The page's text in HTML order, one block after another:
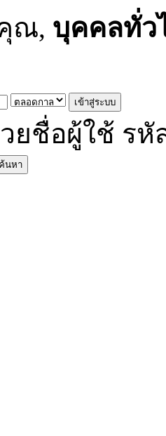
ณ, บุคคลทั่ว
ยชื่อผู้ใช้ รหั